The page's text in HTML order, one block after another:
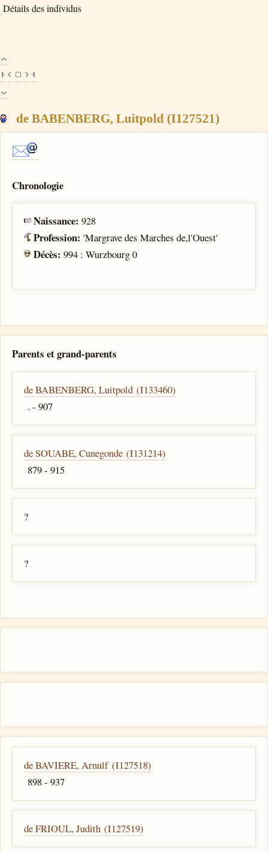
Détails des individus
de BABENBERG, Luitpold (I127521)
Chronologie
Naissance:928
Profession:'Margrave des Marches de,l'Ouest'
Décès:994 : Wurzbourg 0
Parents et grand-parents
de BABENBERG, Luitpold (I133460)
. - 907
de SOUABE, Cunegonde (I131214)
879 - 915
?
?
de BAVIERE, Arnulf (I127518)
898 - 937
de FRIOUL, Judith (I127519)